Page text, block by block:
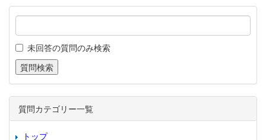
未回答の質問のみ検索
質問カテゴリー一覧
トップ